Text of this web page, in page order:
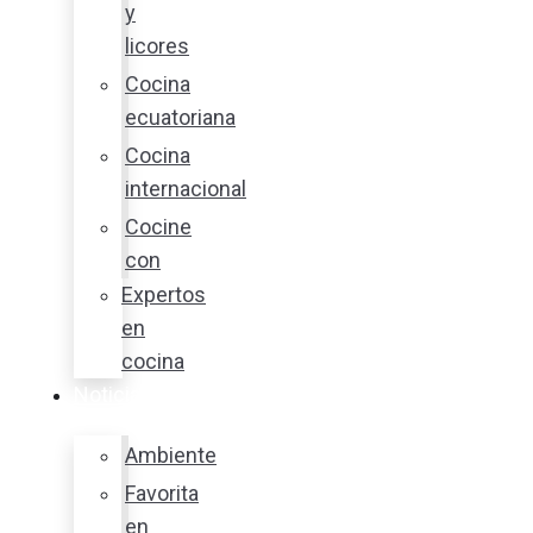
y
licores
Cocina
ecuatoriana
Cocina
internacional
Cocine
con
Expertos
en
cocina
Ambiente
Favorita
en